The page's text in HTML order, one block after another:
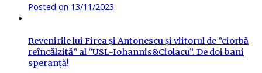
Posted on 13/11/2023
Revenirile lui Firea și Antonescu și viitorul de ”ciorbă
reîncălzită” al ”USL-Iohannis&Ciolacu”. De doi bani
speranță!